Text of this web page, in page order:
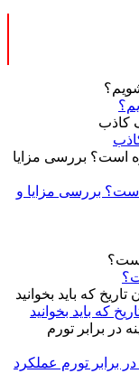
تهران واقعا ۵ ستاره است؟ بررسی مزایا و
برابر تورم عملکرد